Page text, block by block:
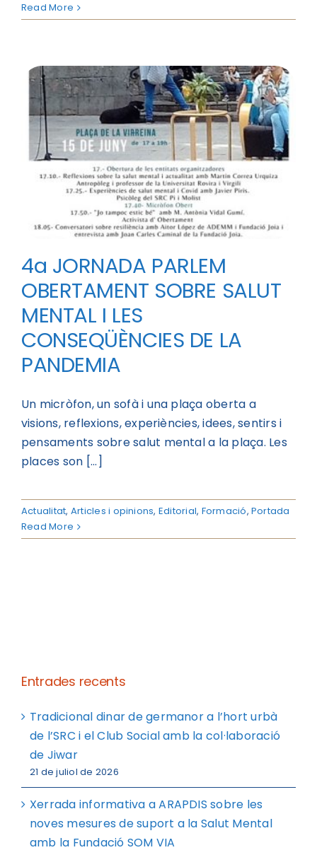
Read More
4a JORNADA PARLEM
OBERTAMENT SOBRE SALUT
MENTAL I LES
CONSEQÜÈNCIES DE LA
PANDEMIA
Un micròfon, un sofà i una plaça oberta a
visions, reflexions, experiències, idees, sentirs i
pensaments sobre salut mental a la plaça. Les
places son [...]
Actualitat, Articles i opinions, Editorial, Formació, Portada
Read More
Entrades recents
Tradicional dinar de germanor a l’hort urbà
de l’SRC i el Club Social amb la col·laboració
de Jiwar
21 de juliol de 2026
Xerrada informativa a ARAPDIS sobre les
noves mesures de suport a la Salut Mental
amb la Fundació SOM VIA